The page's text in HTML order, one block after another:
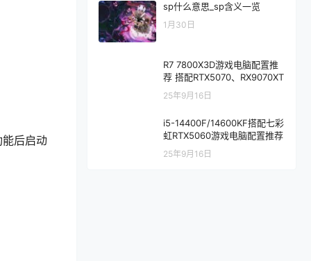
能后启动
sp什么意思_sp含义一览
1月30日
R7 7800X3D游戏电脑配置推
荐 搭配RTX5070、RX9070XT
25年9月16日
i5-14400F/14600KF搭配七彩
虹RTX5060游戏电脑配置推荐
25年9月16日